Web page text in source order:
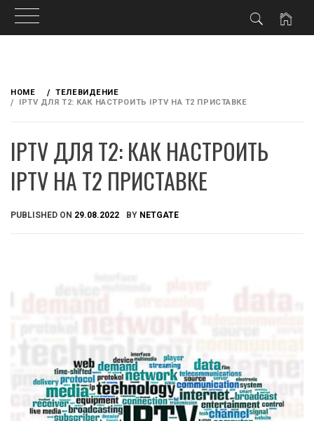
content
HOME
ТЕЛЕВИДЕНИЕ
IPTV ДЛЯ Т2: КАК НАСТРОИТЬ IPTV НА Т2 ПРИСТАВКЕ
IPTV ДЛЯ Т2: КАК НАСТРОИТЬ
IPTV НА Т2 ПРИСТАВКЕ
PUBLISHED ON 29.08.2022 BY NETGATE